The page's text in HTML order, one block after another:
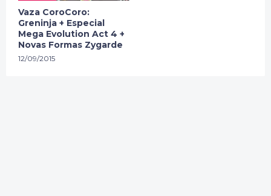
Vaza CoroCoro:
Greninja + Especial
Mega Evolution Act 4 +
Novas Formas Zygarde
12/09/2015